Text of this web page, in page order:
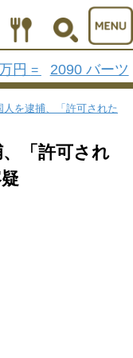
円 = 2090 バーツ
を逮捕、「許可された
「許可され